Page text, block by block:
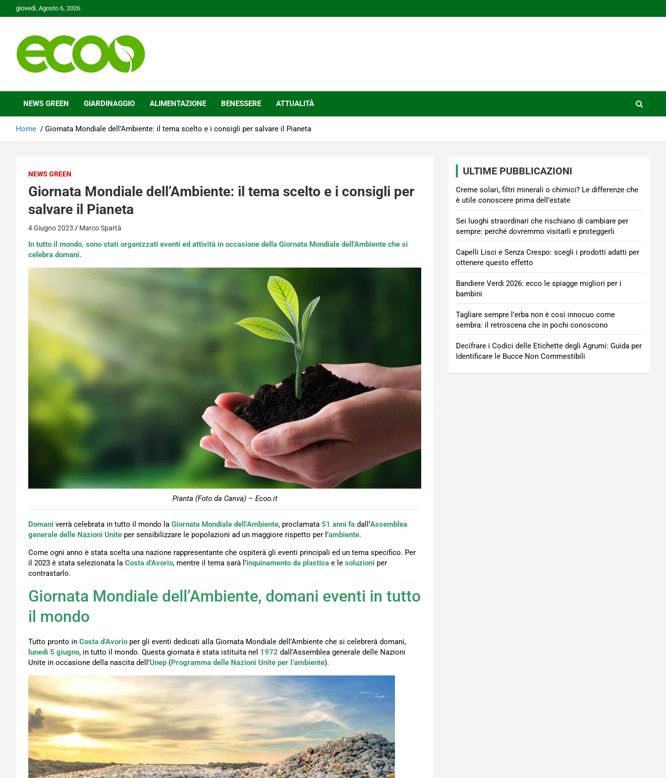
to
giovedì, Agosto 6, 2026
Ecoo.it
NEWS GREEN GIARDINAGGIO ALIMENTAZIONE BENESSERE ATTUALITÀ
Home Giornata Mondiale dell’Ambiente: il tema scelto e i consigli per salvare il Pianeta
NEWS GREEN
Giornata Mondiale dell’Ambiente: il tema scelto e i consigli per
salvare il Pianeta
4 Giugno 2023 Marco Spartà
In tutto il mondo, sono stati organizzati eventi ed attività in occasione della Giornata Mondiale dell’Ambiente che si
celebra domani.
Pianta (Foto da Canva) – Ecoo.it
Domani verrà celebrata in tutto il mondo la Giornata Mondiale dell’Ambiente, proclamata 51 anni fa dall’Assemblea
generale delle Nazioni Unite per sensibilizzare le popolazioni ad un maggiore rispetto per l’ambiente.
Come ogni anno è stata scelta una nazione rappresentante che ospiterà gli eventi principali ed un tema specifico. Per
il 2023 è stata selezionata la Costa d’Avorio, mentre il tema sarà l’inquinamento da plastica e le soluzioni per
contrastarlo.
Giornata Mondiale dell’Ambiente, domani eventi in tutto
il mondo
Tutto pronto in Costa d’Avorio per gli eventi dedicati alla Giornata Mondiale dell’Ambiente che si celebrerà domani,
lunedì 5 giugno, in tutto il mondo. Questa giornata è stata istituita nel 1972 dall’Assemblea generale delle Nazioni
Unite in occasione della nascita dell’Unep (Programma delle Nazioni Unite per l’ambiente).
ULTIME PUBBLICAZIONI
Creme solari, filtri minerali o chimici? Le differenze che
è utile conoscere prima dell’estate
Sei luoghi straordinari che rischiano di cambiare per
sempre: perché dovremmo visitarli e proteggerli
Capelli Lisci e Senza Crespo: scegli i prodotti adatti per
ottenere questo effetto
Bandiere Verdi 2026: ecco le spiagge migliori per i
bambini
Tagliare sempre l’erba non è così innocuo come
sembra: il retroscena che in pochi conoscono
Decifrare i Codici delle Etichette degli Agrumi: Guida per
Identificare le Bucce Non Commestibili